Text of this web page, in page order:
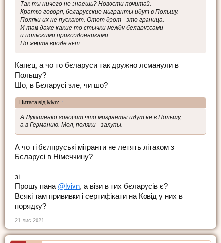
Так ты ничего не знаешь? Новости почитай.
Кратко говоря, беларусские мигранты идут в Польшу.
Поляки их не пускают. Отот дрот - это граница.
И там даже какие-то стычки между беларуссами
и польскими прикордонниками.
Но жертв вроде нет.
Капєц, а чо то бєларуси так дружно ломанули в
Польщу?
Шо, в Бєларусі зле, чи шо?
Цитата від lvivn: ↑
А Лукашенко говорит что мигранты идут не в Польшу,
а в Германию. Мол, поляки - залупы.
А чо ті бєлпруські мігранти не летять літаком з
Бєларусі в Німеччину?
зі
Прошу пана @lvivn, а візи в тих бєларусів є?
Всякі там прививки і сертифікати на Ковід у них в
порядку?
21 лис 2021